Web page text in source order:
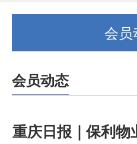
会员
会员动态
重庆日报｜保利